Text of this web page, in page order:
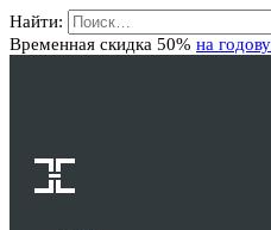
Найти:
Временная скидка 50% на